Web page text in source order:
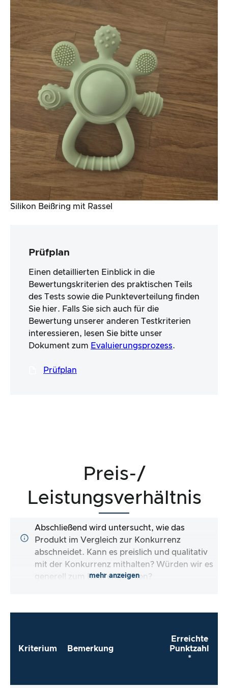
Silikon Beißring mit Rassel
Prüfplan
Einen detaillierten Einblick in die
Bewertungskriterien des praktischen Teils
des Tests sowie die Punkteverteilung finden
Sie hier. Falls Sie sich auch für die
Bewertung unserer anderen Testkriterien
interessieren, lesen Sie bitte unser
Dokument zum Evaluierungsprozess.
Prüfplan
Preis-/
Leistungsverhältnis
Abschließend wird untersucht, wie das
Produkt im Vergleich zur Konkurrenz
abschneidet. Kann es preislich und qualitativ
mit der Konkurrenz mithalten? Würden wir es
generell zum Kauf empfehlen?
mehr anzeigen
Kriterium Bemerkung
Erreichte
Punktzahl
*